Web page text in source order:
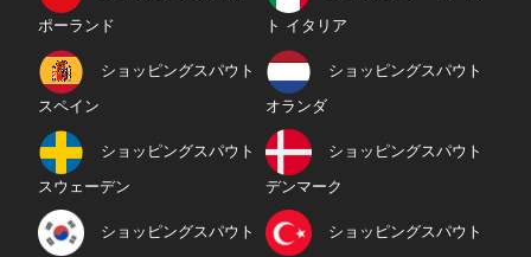
ポーランド ト イタリア
ショッピングスパウト
スペイン
ショッピングスパウト
オランダ
ショッピングスパウト
スウェーデン
ショッピングスパウト
デンマーク
ショッピングスパウト ショッピングスパウト